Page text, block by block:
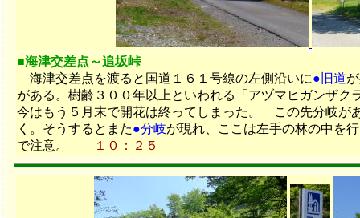
■海津交差点～追坂峠
海津交差点を渡ると国道１６１号線の左側沿いに●旧道
がある。樹齢３００年以上といわれる「アヅマヒガンザ
今はもう５月末で開花は終ってしまった。 この先分岐が
く。そうするとまた●分岐が現れ、ここは左手の林の中を
で注意。
１０：２５